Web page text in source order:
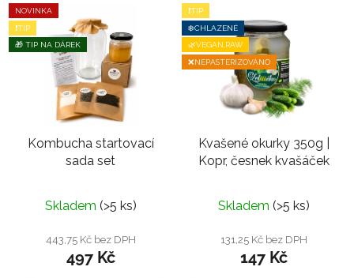
NOVINKA
❗TIP
🎁 TIP NA DÁREK
Kombucha startovací
sada set
Skladem (>5 ks)
443,75 Kč bez DPH
497 Kč
❗TIP
❄️CHLAZENÉ
🌿VEGAN,RAW
❌NEPASTERIZOVÁNO
Kvašené okurky 350g |
Kopr, česnek kvašáček
hodnocení
produktu
je
Skladem (>5 ks)
131,25 Kč bez DPH
147 Kč